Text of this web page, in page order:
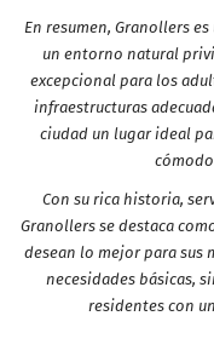
En resumen, Granollers
un entorno natural
excepcional para los
infraestructuras
ciudad un lugar ideal
Con su rica historia,
Granollers se destaca
desean lo mejor para sus
necesidades básicas,
residentes con